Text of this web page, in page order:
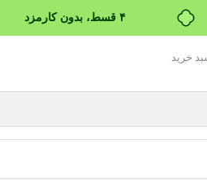
بدون ضامن، بدون سود
خرید